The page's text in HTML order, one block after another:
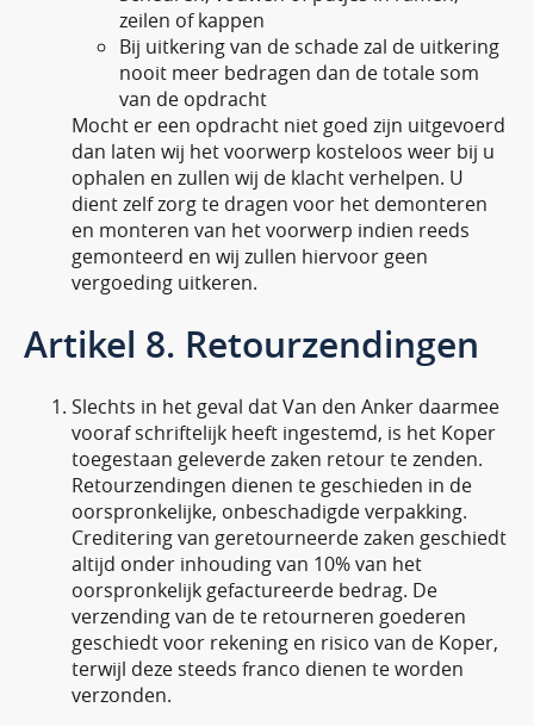
zeilen of kappen
Bij uitkering van de schade zal de uitkering
nooit meer bedragen dan de totale som
van de opdracht
Mocht er een opdracht niet goed zijn uitgevoerd
dan laten wij het voorwerp kosteloos weer bij u
ophalen en zullen wij de klacht verhelpen. U
dient zelf zorg te dragen voor het demonteren
en monteren van het voorwerp indien reeds
gemonteerd en wij zullen hiervoor geen
vergoeding uitkeren.
Artikel 8. Retourzendingen
Slechts in het geval dat Van den Anker daarmee
vooraf schriftelijk heeft ingestemd, is het Koper
toegestaan geleverde zaken retour te zenden.
Retourzendingen dienen te geschieden in de
oorspronkelijke, onbeschadigde verpakking.
Creditering van geretourneerde zaken geschiedt
altijd onder inhouding van 10% van het
oorspronkelijk gefactureerde bedrag. De
verzending van de te retourneren goederen
geschiedt voor rekening en risico van de Koper,
terwijl deze steeds franco dienen te worden
verzonden.